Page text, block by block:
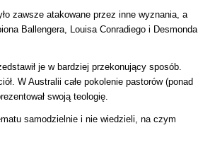
zawsze atakowane przez inne wyznania, a
Ballengera, Louisa Conradiego i Desmonda
je w bardziej przekonujący sposób.
W Australii całe pokolenie pastorów (ponad
swoją teologię.
samodzielnie i nie wiedzieli, na czym